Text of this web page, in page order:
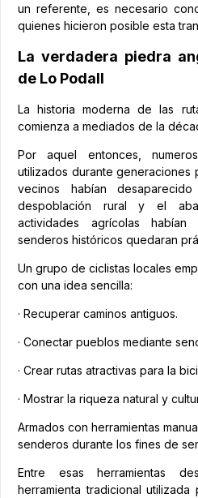
un referente, es necesario
quienes hicieron posible esta
La verdadera piedra
de Lo Podall
La historia moderna de las
comienza a mediados de la
Por aquel entonces,
utilizados durante generaciones
vecinos habían
despoblación rural y el
actividades agrícolas
senderos históricos quedaran
Un grupo de ciclistas locales
con una idea sencilla:
· Recuperar caminos antiguos.
· Conectar pueblos mediante
· Crear rutas atractivas para la
· Mostrar la riqueza natural y
Armados con herramientas
senderos durante los fines de
Entre esas herramientas
herramienta tradicional